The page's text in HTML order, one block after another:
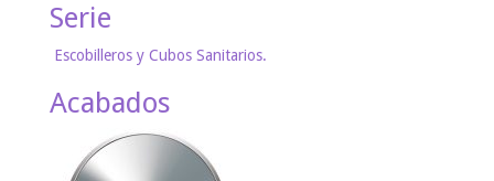
Serie
Escobilleros y Cubos Sanitarios.
Acabados